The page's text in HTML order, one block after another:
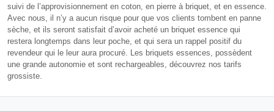
suivi de l’approvisionnement en coton, en pierre à briquet, et en essence.
Avec nous, il n’y a aucun risque pour que vos clients tombent en panne
sèche, et ils seront satisfait d’avoir acheté un briquet essence qui
restera longtemps dans leur poche, et qui sera un rappel positif du
revendeur qui le leur aura procuré. Les briquets essences, possèdent
une grande autonomie et sont rechargeables, découvrez nos tarifs
grossiste.